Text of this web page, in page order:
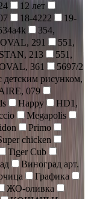
12 лет
18-4222
19-
354,
291
551,
213
551,
361
5697/2
детским рисунком,
079
Happy
HD1,
Megapolis
Primo
chicken
Tiger Cub
Виноград арт.
Графика
ЖО-оливка